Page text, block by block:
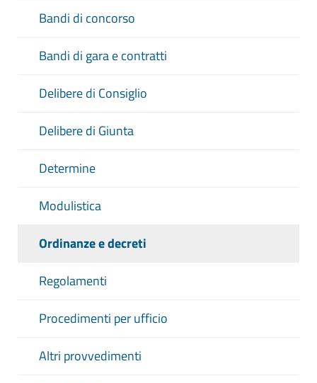
Bandi di concorso
Bandi di gara e contratti
Delibere di Consiglio
Delibere di Giunta
Determine
Modulistica
Ordinanze e decreti
Regolamenti
Procedimenti per ufficio
Altri provvedimenti